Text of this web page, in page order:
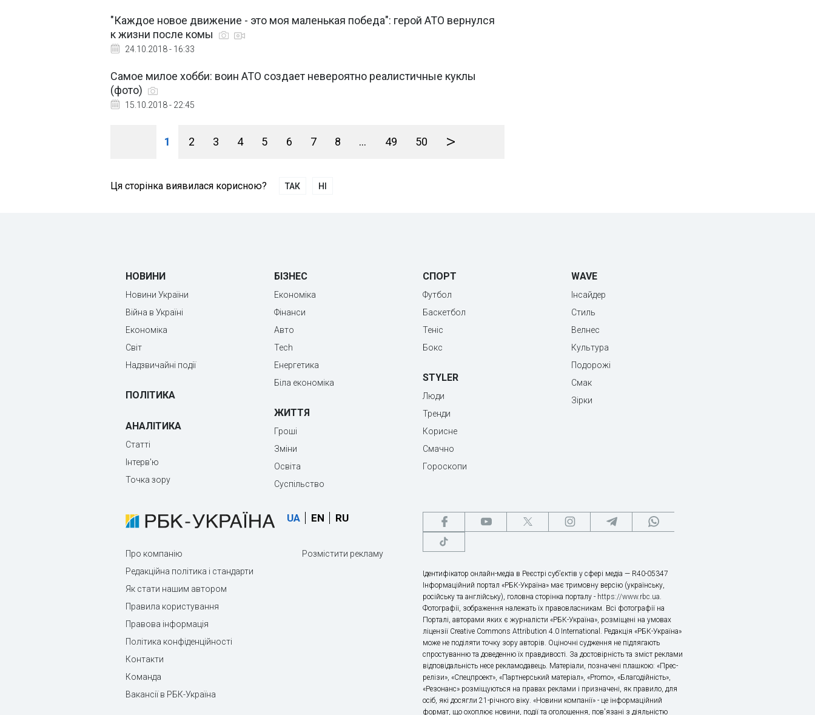
"Каждое новое движение - это моя маленькая победа": герой АТО вернулся
к жизни после комы
24.10.2018 - 16:33
Самое милое хобби: воин АТО создает невероятно реалистичные куклы
(фото)
15.10.2018 - 22:45
1 2 3 4 5 6 7 8 ... 49 50 >
Ця сторінка виявилася корисною? ТАК НІ
НОВИНИ
Новини України
Війна в Україні
Економіка
Світ
Надзвичайні події
ПОЛІТИКА
АНАЛІТИКА
Статті
Інтерв'ю
Точка зору
БІЗНЕС
Економіка
Фінанси
Авто
Tech
Енергетика
Біла економіка
ЖИТТЯ
Гроші
Зміни
Освіта
Суспільство
СПОРТ
Футбол
Баскетбол
Теніс
Бокс
STYLER
Люди
Тренди
Корисне
Смачно
Гороскопи
WAVE
Інсайдер
Стиль
Велнес
Культура
Подорожі
Смак
Зірки
UA EN RU
Про компанію
Редакційна політика і стандарти
Як стати нашим автором
Правила користування
Правова інформація
Політика конфіденційності
Контакти
Команда
Вакансії в РБК-Україна
Розмістити рекламу
Ідентифікатор онлайн-медіа в Реєстрі суб’єктів у сфері медіа — R40-05347
Інформаційний портал «РБК-Україна» має тримовну версію (українську,
російську та англійську), головна сторінка порталу - https://www.rbc.ua.
Фотографії, зображення належать їх правовласникам. Всі фотографії на
Порталі, авторами яких є журналісти «РБК-Україна», розміщені на умовах
ліцензії Creative Commons Attribution 4.0 International. Редакція «РБК-Україна»
може не поділяти точку зору авторів. Оціночні судження не підлягають
спростуванню та доведенню їх правдивості. За достовірність та зміст реклами
відповідальність несе рекламодавець. Матеріали, позначені плашкою: «Прес-
релізи», «Спецпроект», «Партнерський матеріал», «Promo», «Благодійність»,
«Резонанс» розміщуються на правах реклами і призначені, як правило, для
осіб, які досягли 21-річного віку. «Новини компанії» - це інформаційний
формат, що охоплює новини, події та оголошення, пов'язані з діяльністю